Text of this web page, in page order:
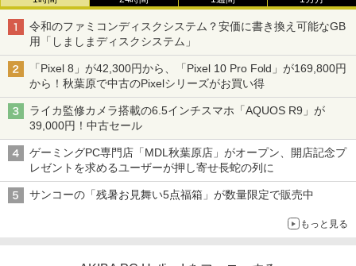
令和のファミコンディスクシステム？安価に書き換え可能なGB
用「しましまディスクシステム」
「Pixel 8」が42,300円から、「Pixel 10 Pro Fold」が169,800円
から！秋葉原で中古のPixelシリーズがお買い得
ライカ監修カメラ搭載の6.5インチスマホ「AQUOS R9」が
39,000円！中古セール
ゲーミングPC専門店「MDL秋葉原店」がオープン、開店記念プ
レゼントを求めるユーザーが押し寄せ長蛇の列に
サンコーの「残暑お見舞い5点福箱」が数量限定で販売中
もっと見る